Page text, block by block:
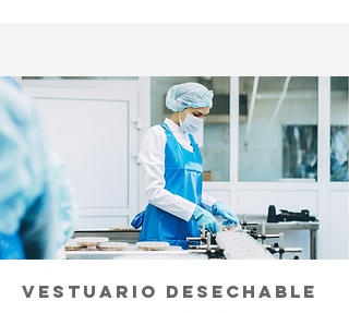
VESTUARIO DESECHABLE